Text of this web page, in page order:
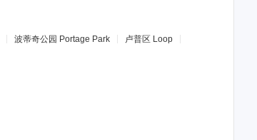
波蒂奇公园 Portage Park 卢普区 Loop